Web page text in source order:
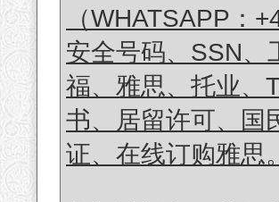
（WHATSAPP：
安全号码、SSN、
福、雅思、托业、
书、居留许可、国
证、在线订购雅思。